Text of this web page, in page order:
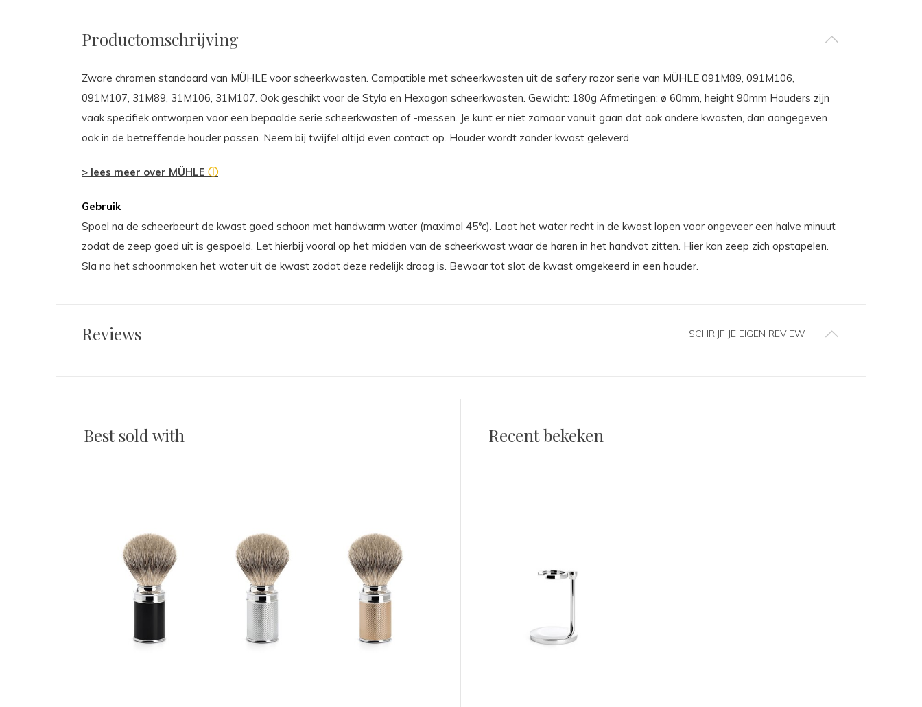
Productomschrijving
Zware chromen standaard van MÜHLE voor scheerkwasten. Compatible met scheerkwasten uit de safery razor serie van MÜHLE 091M89, 091M106,
091M107, 31M89, 31M106, 31M107. Ook geschikt voor de Stylo en Hexagon scheerkwasten. Gewicht: 180g Afmetingen: ø 60mm, height 90mm Houders zijn
vaak specifiek ontworpen voor een bepaalde serie scheerkwasten of -messen. Je kunt er niet zomaar vanuit gaan dat ook andere kwasten, dan aangegeven
ook in de betreffende houder passen. Neem bij twijfel altijd even contact op. Houder wordt zonder kwast geleverd.
> lees meer over MÜHLE ⓘ
Gebruik
Spoel na de scheerbeurt de kwast goed schoon met handwarm water (maximal 45ºc). Laat het water recht in de kwast lopen voor ongeveer een halve minuut
zodat de zeep goed uit is gespoeld. Let hierbij vooral op het midden van de scheerkwast waar de haren in het handvat zitten. Hier kan zeep zich opstapelen.
Sla na het schoonmaken het water uit de kwast zodat deze redelijk droog is. Bewaar tot slot de kwast omgekeerd in een houder.
Reviews SCHRIJF JE EIGEN REVIEW
Best sold with Recent bekeken